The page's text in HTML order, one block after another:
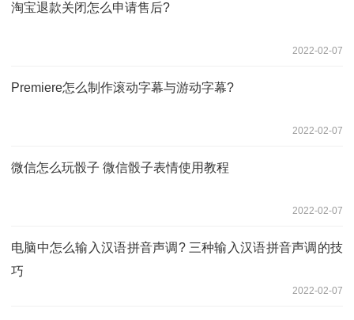
淘宝退款关闭怎么申请售后?
2022-02-07
Premiere怎么制作滚动字幕与游动字幕?
2022-02-07
微信怎么玩骰子 微信骰子表情使用教程
2022-02-07
电脑中怎么输入汉语拼音声调? 三种输入汉语拼音声调的技
巧
2022-02-07